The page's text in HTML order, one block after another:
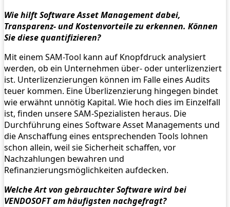
Wie hilft Software Asset Management dabei,
Transparenz- und Kostenvorteile zu erkennen. Können
Sie diese quantifizieren?
Mit einem SAM-Tool kann auf Knopfdruck analysiert
werden, ob ein Unternehmen über- oder unterlizenziert
ist. Unterlizenzierungen können im Falle eines Audits
teuer kommen. Eine Überlizenzierung hingegen bindet
wie erwähnt unnötig Kapital. Wie hoch dies im Einzelfall
ist, finden unsere SAM-Spezialisten heraus. Die
Durchführung eines Software Asset Managements und
die Anschaffung eines entsprechenden Tools lohnen
schon allein, weil sie Sicherheit schaffen, vor
Nachzahlungen bewahren und
Refinanzierungsmöglichkeiten aufdecken.
Welche Art von gebrauchter Software wird bei
VENDOSOFT am häufigsten nachgefragt?